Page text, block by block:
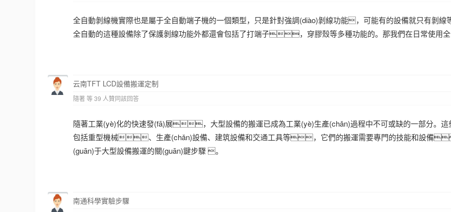
全自動剝線機實際也是屬于全自動端子機的一個類型，只是針對強調(diào)剝線功能，可能有的設備就只有剝線
全自動的這種設備除了保護剝線功能外都還會包括了打端子，穿膠殼等多種功能的。那我們在日常使用
云南TFT LCD設備搬運定制
隨著 等 39 人贊同該回答
隨著工業(yè)化的快速發(fā)展，大型設備的搬運已成為工業(yè)生產(chǎn)過程中不可或缺的一部分。這
包括重型機械、生產(chǎn)設備、建筑設備和交通工具等，它們的搬運需要專門的技能和設備
(guān)于大型設備搬運的關(guān)鍵步驟 。
南通科學實驗步驟